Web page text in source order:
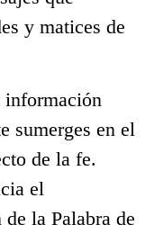
y matices de
información
sumerges en el
de la fe.
el
la Palabra de